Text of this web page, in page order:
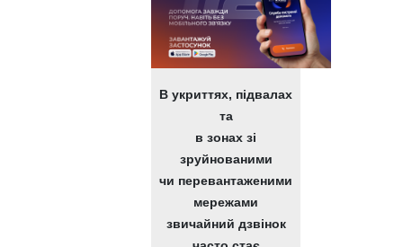
В укриттях, підвалах
та
в зонах зі
зруйнованими
чи перевантаженими
мережами
звичайний дзвінок